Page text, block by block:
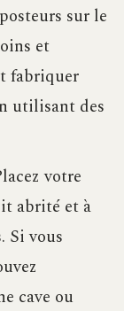
sur le
et
fabriquer
utilisant des
votre
abrité et à
Si vous
cave ou